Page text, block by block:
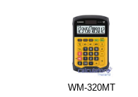
WM-320MT